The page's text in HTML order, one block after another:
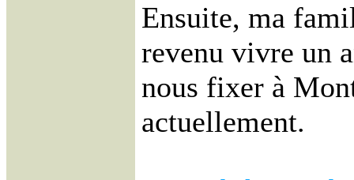
Ensuite, ma
revenu vivre un
nous fixer à
actuellement.